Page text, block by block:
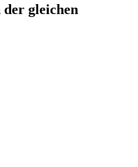
gleichen